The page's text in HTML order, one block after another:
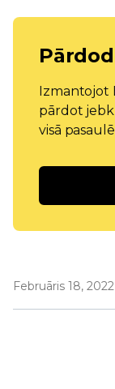
Izmantojot
pārdot
visā
Februāris 18, 2022